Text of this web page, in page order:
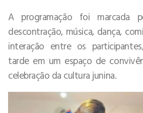
A programação foi marcada
descontração, música, dança,
interação entre os
tarde em um espaço de
celebração da cultura junina.